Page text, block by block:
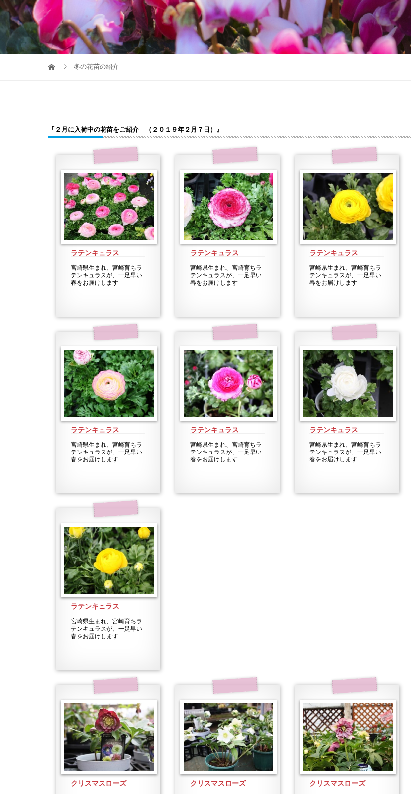
冬の花苗の紹介
『２月に入荷中の花苗をご紹介 （２０１９年２月７日）』
ラテンキュラス
宮崎県生まれ、宮崎育ちラ
テンキュラスが、一足早い
春をお届けします
ラテンキュラス
宮崎県生まれ、宮崎育ちラ
テンキュラスが、一足早い
春をお届けします
ラテンキュラス
宮崎県生まれ、宮崎育ちラ
テンキュラスが、一足早い
春をお届けします
ラテンキュラス
宮崎県生まれ、宮崎育ちラ
テンキュラスが、一足早い
春をお届けします
ラテンキュラス
宮崎県生まれ、宮崎育ちラ
テンキュラスが、一足早い
春をお届けします
ラテンキュラス
宮崎県生まれ、宮崎育ちラ
テンキュラスが、一足早い
春をお届けします
ラテンキュラス
宮崎県生まれ、宮崎育ちラ
テンキュラスが、一足早い
春をお届けします
クリスマスローズ クリスマスローズ クリスマスローズ